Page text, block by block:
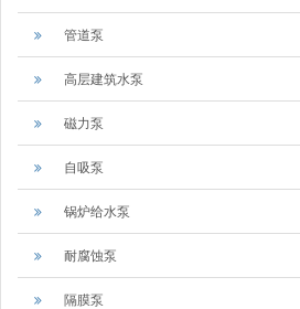
管道泵
高层建筑水泵
磁力泵
自吸泵
锅炉给水泵
耐腐蚀泵
隔膜泵